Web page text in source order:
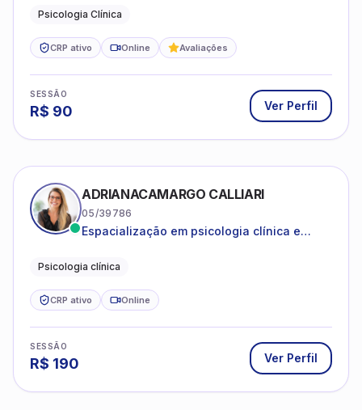
estruturas, com experiência em
Psicologia Clínica
CRP ativo Online Avaliações
SESSÃO
R$ 90 Ver Perfil
ADRIANACAMARGO CALLIARI
05/39786
Espacialização em psicologia clínica e
Psicologia clínica
CRP ativo Online
SESSÃO
R$ 190 Ver Perfil